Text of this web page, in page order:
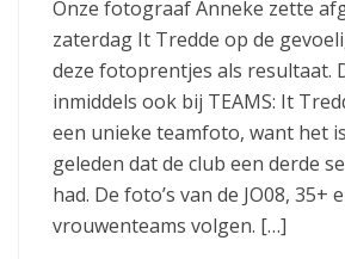
Onze fotograaf Anneke zette
zaterdag It Tredde op de
deze fotoprentjes als resultaat.
inmiddels ook bij TEAMS: It
een unieke teamfoto, want het
geleden dat de club een derde
had. De foto’s van de JO08, 35+
vrouwenteams volgen. […]